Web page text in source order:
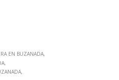
EN BUZANADA